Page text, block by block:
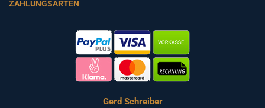
ZAHLUNGSARTEN
Gerd Schreiber